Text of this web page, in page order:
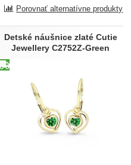
recenzia.
Porovnať alternatívne produkty
Detské náušnice zlaté Cutie
Jewellery C2752Z-Green